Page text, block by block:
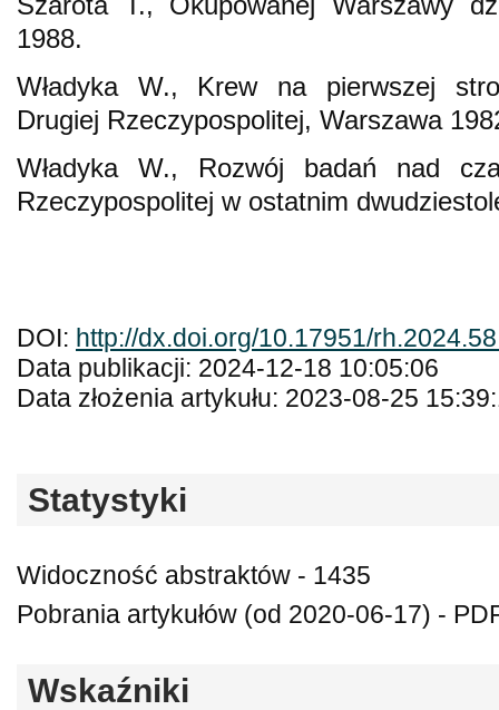
1988.
Władyka W., Krew na pierwszej
Drugiej Rzeczypospolitej, Warszawa
Władyka W., Rozwój badań nad
Rzeczypospolitej w ostatnim
DOI: http://dx.doi.org/10.17951/
Data publikacji: 2024-12-18 10:05:06
Data złożenia artykułu: 2023-08-25
Statystyki
Widoczność abstraktów - 1435
Pobrania artykułów (od 2020-06-17) -
Wskaźniki